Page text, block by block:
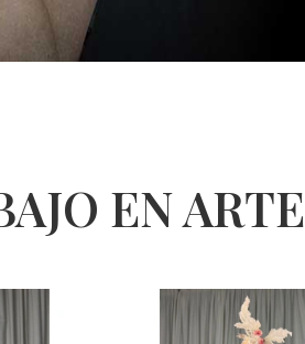
EN ARTE